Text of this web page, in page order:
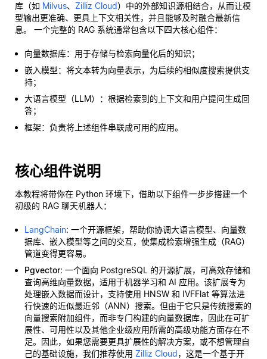
库（如 Milvus、 Zilliz Cloud）中的外部知识源相结合，从而让模
型输出更准确、更具上下文相关性，并且能够及时融合最新信
息。 一个完整的 RAG 系统通常包含以下四大核心组件：
向量数据库：用于存储与检索向量化后的知识；
嵌入模型：将文本转为向量表示，为后续的相似度搜索提供支
持；
大语言模型（LLM）：根据检索到的上下文和用户提问生成回
答；
框架：负责将上述组件串联成可用的应用。
核心组件说明
本教程将带你在 Python 环境下，借助以下组件一步步搭建一个
初级的 RAG 聊天机器人：
LangChain: 一个开源框架，帮助你协调大语言模型、向量数
据库、嵌入模型等之间的交互，使集成检索增强生成（RAG）
管道变得更容易。
Pgvector: 一个面向 PostgreSQL 的开源扩展，可高效存储和
查询高维向量数据，适用于机器学习和 AI 应用。该扩展专为
处理嵌入数据而设计，支持使用 HNSW 和 IVFFlat 等算法进
行快速的近似最近邻（ANN）搜索。但由于它只是传统搜索的
向量搜索附加组件，而非专门构建的向量数据库，因此在可扩
展性、可用性以及其他企业级应用所需的高级功能方面存在不
足。因此，如果您需要更具扩展性的解决方案，或不想管理自
己的基础设施，我们推荐使用 Zilliz Cloud，这是一个基于开